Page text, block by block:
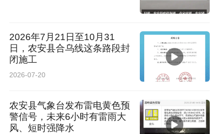
2026年7月21日至10月31
日，农安县合乌线这条路段封
闭施工
2026-07-20
农安县气象台发布雷电黄色预
警信号，未来6小时有雷雨大
风、短时强降水